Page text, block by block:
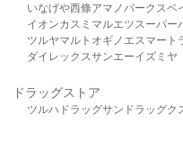
いなげや西條アマノパークスベ
イオンカスミ マルエツスーパー
ツルヤマルト オギノ エスマート
ダイレックスサンエーイズミヤ
ドラッグストア
ツルハドラッグサンドラッグク